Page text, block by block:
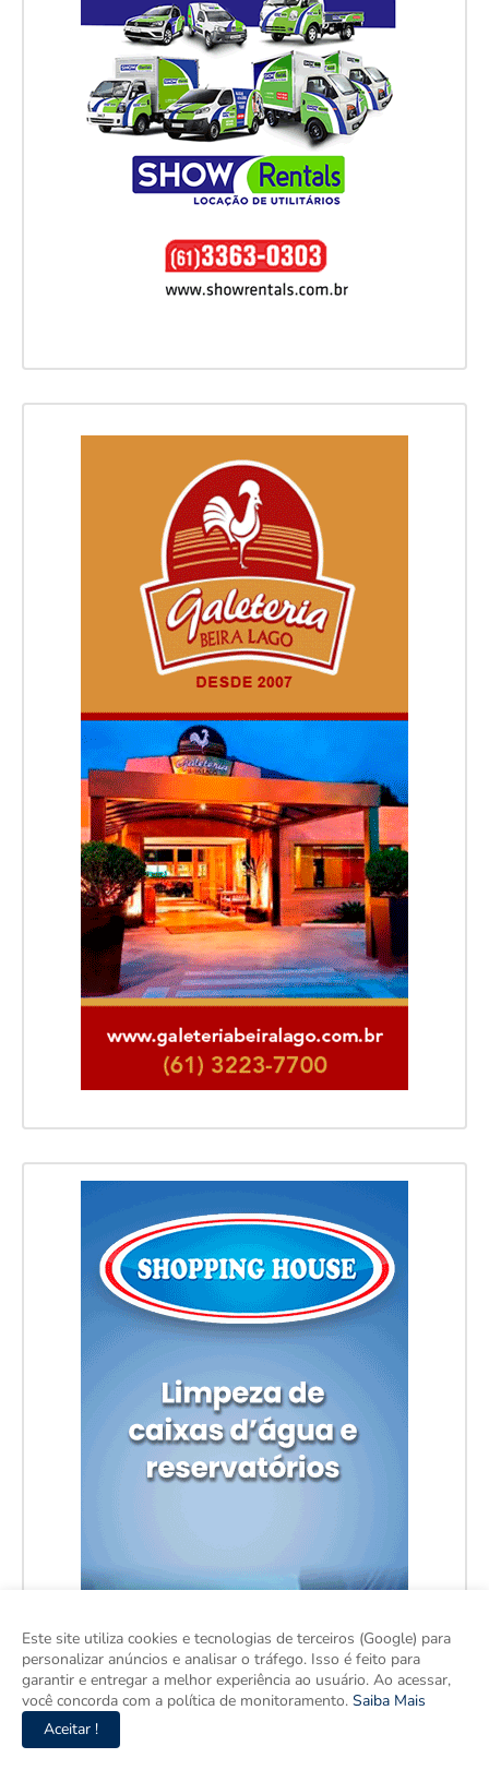
Este site utiliza cookies e tecnologias de terceiros (Google) para
personalizar anúncios e analisar o tráfego. Isso é feito para
garantir e entregar a melhor experiência ao usuário. Ao acessar,
você concorda com a política de monitoramento. Saiba Mais
Aceitar !